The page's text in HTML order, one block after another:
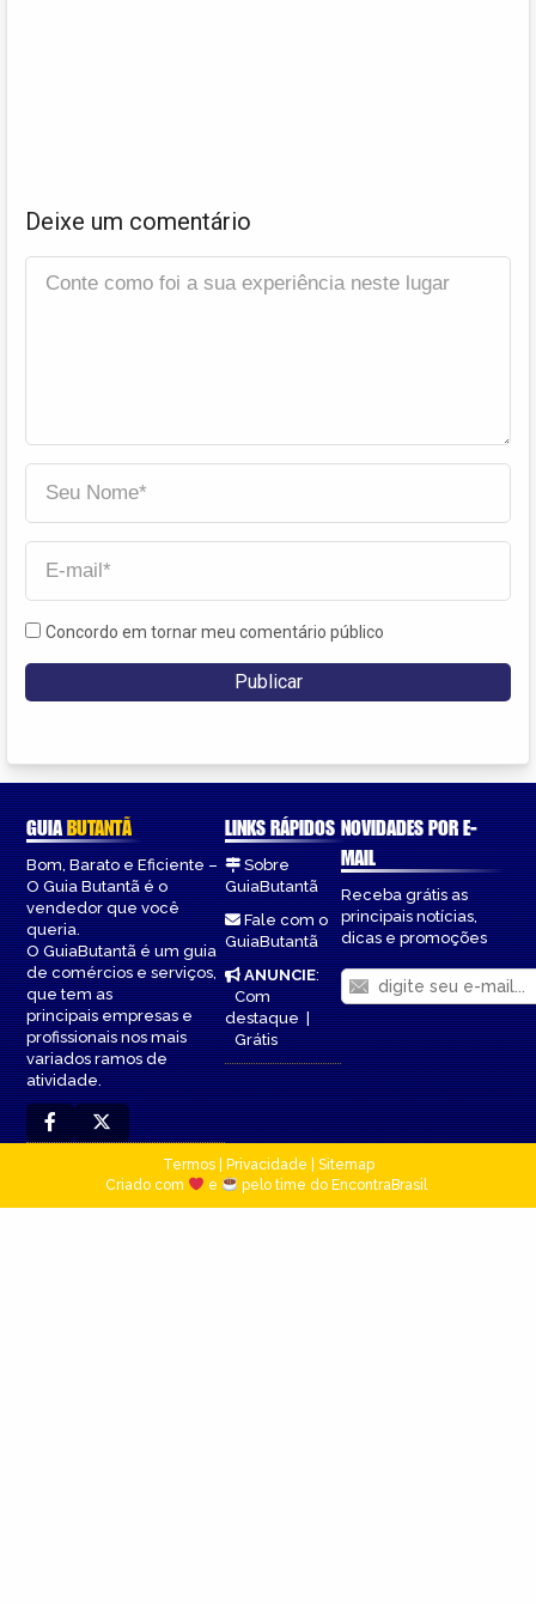
Deixe um comentário
Concordo em tornar meu comentário público
GUIABUTANTÃ
Bom, Barato e Eficiente –
O Guia Butantã é o
vendedor que você
queria.
O GuiaButantã é um guia
de comércios e serviços,
que tem as
principais empresas e
profissionais nos mais
variados ramos de
atividade.
LINKS RÁPIDOS
Sobre
GuiaButantã
Fale com o
GuiaButantã
ANUNCIE:
Com
destaque|
Grátis
NOVIDADES POR E-
MAIL
Receba grátis as
principais notícias,
dicas e promoções
Termos| Privacidade
Sitemap
Criado com
e pelo time do EncontraBrasil